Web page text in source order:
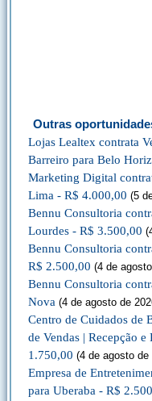
Outras
Lojas Lealtex contrata
Barreiro para Belo
Marketing Digital
Lima - R$ 4.000,00 (5
Bennu Consultoria
Lourdes - R$ 3.500,00
Bennu Consultoria
R$ 2.500,00 (4 de
Bennu Consultoria
Nova (4 de agosto de
Centro de Cuidados de
de Vendas | Recepção
1.750,00 (4 de agosto de
Empresa de
para Uberaba - R$